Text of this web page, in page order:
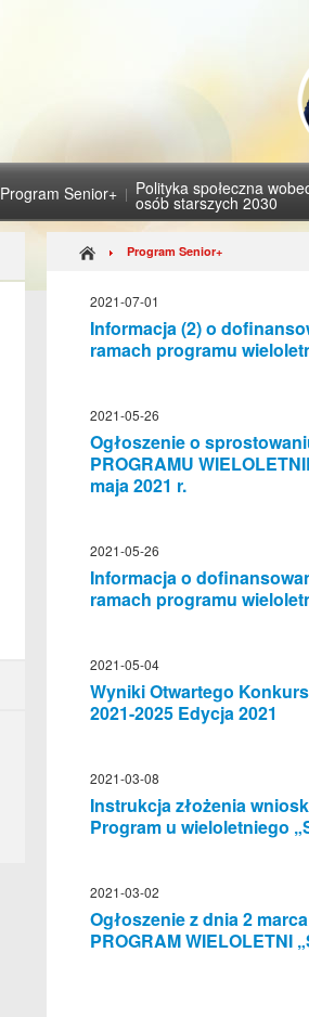
Program Senior+ Polityka społeczna
osób starszych 2030
Program Senior+
2021-07-01
Informacja (2) o
ramach programu
2021-05-26
Ogłoszenie o
PROGRAMU
maja 2021 r.
2021-05-26
Informacja o
ramach programu
2021-05-04
Wyniki Otwartego
2021-2025 Edycja 2021
2021-03-08
Instrukcja złożenia
Program u wieloletniego
2021-03-02
Ogłoszenie z dnia 2
PROGRAM WIELOLETNI